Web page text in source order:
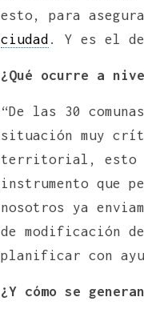
esto, para
ciudad . Y es el
¿Qué ocurre a
“De las 30
situación muy
territorial, esto
instrumento que
nosotros ya
de modificación
planificar con
¿Y cómo se